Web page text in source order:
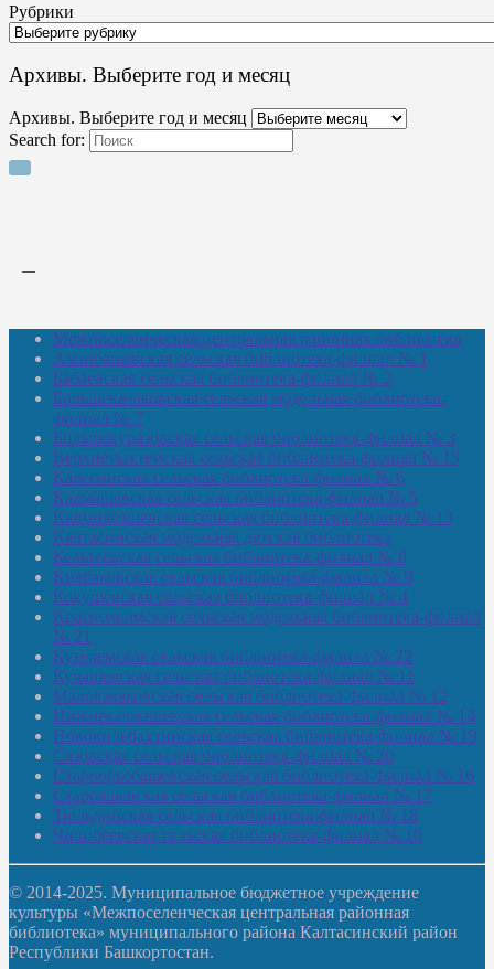
Рубрики
Архивы. Выберите год и месяц
Архивы. Выберите год и месяц
Search for:
Межпоселенческая центральная районная библиотека
Амзибашевская сельская библиотека-филиал № 1
Бабаевская сельская библиотека-филиал № 2
Большекачаковская сельская модельная библиотека-
филиал № 7
Большекуразовская сельская библиотека-филиал № 3
Верхнетыхтемская сельская библиотека-филиал № 15
Калегинская сельская библиотека-филиал № 6
Калмашевская сельская библиотека-филиал № 5
Калмиябашевская сельская библиотека-филиал № 13
Калтасинская модельная детская библиотека
Кельтеевская сельская библиотека-филиал № 8
Киебаковская сельская библиотека-филиал № 9
Кокушевская сельская библиотека-филиал № 4
Краснохолмская сельская модельная библиотека-филиал
№ 21
Кутеремская сельская библиотека-филиал № 22
Кучашевская сельская библиотека-филиал № 11
Малокачаковская сельская библиотека-филиал № 12
Нижнекачмашевская сельская библиотека-филиал № 14
Новокильбахтинская сельская библиотека-филиал № 19
Сазовская сельская библиотека-филиал № 20
Староорьебашевская сельская библиотека-филиал № 16
Старояшевская сельская библиотека-филиал № 17
Тюльдинская сельская библиотека-филиал № 18
Чилибеевская сельская библиотека-филиал № 10
© 2014-2025. Муниципальное бюджетное учреждение
культуры «Межпоселенческая центральная районная
библиотека» муниципального района Калтасинский район
Республики Башкортостан.